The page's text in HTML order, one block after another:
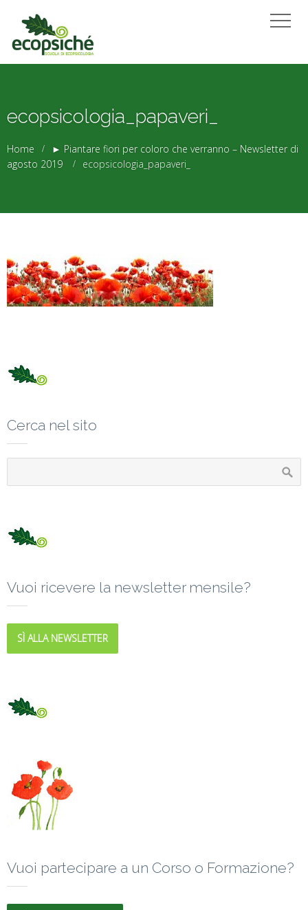
ecopsicologia_papaveri_
Home
► Piantare fiori per coloro che verranno – Newsletter di
agosto 2019
ecopsicologia_papaveri_
Cerca nel sito
Vuoi ricevere la newsletter mensile?
SÌ ALLA NEWSLETTER
Vuoi partecipare a un Corso o Formazione?